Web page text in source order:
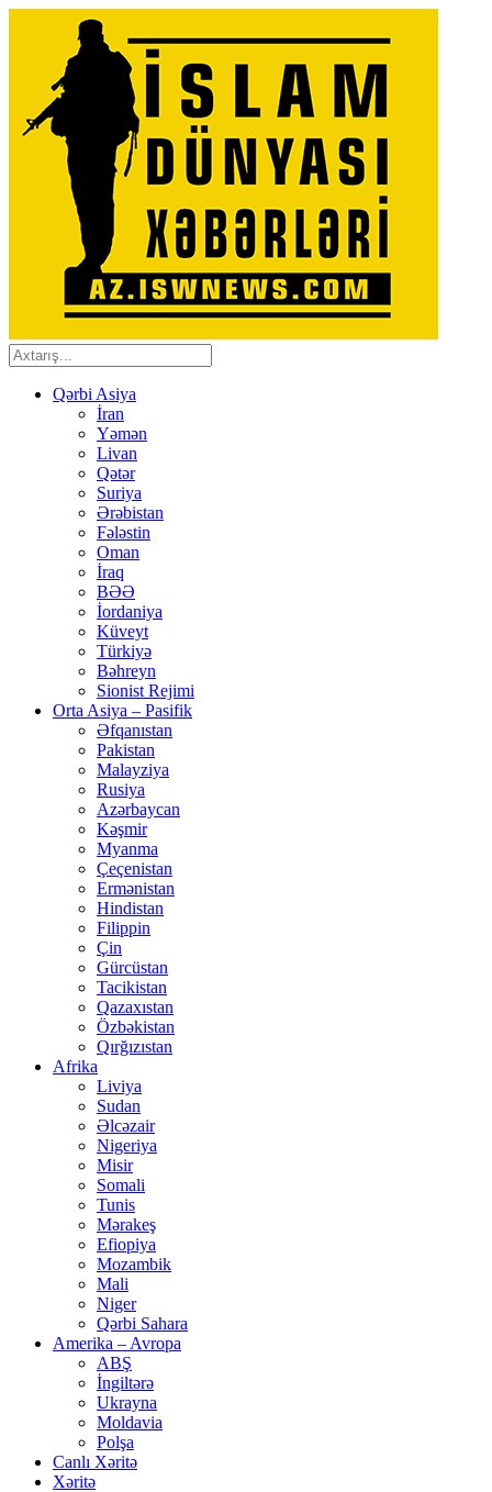
Qərbi Asiya
İran
Yəmən
Livan
Qətər
Suriya
Ərəbistan
Fələstin
Oman
İraq
BƏƏ
İordaniya
Küveyt
Türkiyə
Bəhreyn
Sionist Rejimi
Orta Asiya – Pasifik
Əfqanıstan
Pakistan
Malayziya
Rusiya
Azərbaycan
Kəşmir
Myanma
Çeçenistan
Ermənistan
Hindistan
Filippin
Çin
Gürcüstan
Tacikistan
Qazaxıstan
Özbəkistan
Qırğızıstan
Afrika
Liviya
Sudan
Əlcəzair
Nigeriya
Misir
Somali
Tunis
Mərakeş
Efiopiya
Mozambik
Mali
Niger
Qərbi Sahara
Amerika – Avropa
ABŞ
İngiltərə
Ukrayna
Moldavia
Polşa
Canlı Xəritə
Xəritə